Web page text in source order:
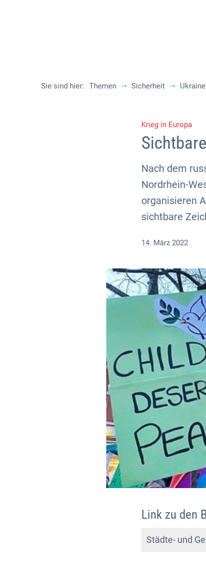
Sie sind hier: Themen Sicherheit Ukraine
Krieg in Europa
Nach dem
Nordrhein-
organisieren
sichtbare
14. März 2022
Link zu den
Städte- und